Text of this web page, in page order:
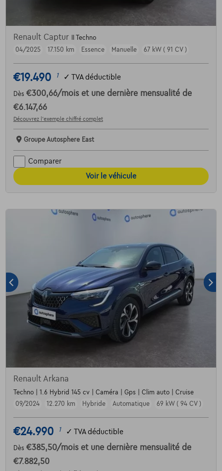
Renault Captur
II Techno
04/2025
17.150 km Essence Manuelle 67 kW ( 91 CV )
€19.490 1 ✓ TVA déductible
Dès €300,66/mois et une dernière mensualité de
€6.147,66
Découvrez l’exemple chiffré complet
Groupe Autosphere East
Comparer
Voir le véhicule
Renault Arkana
Techno | 1.6 Hybrid 145 cv | Caméra | Gps | Clim auto | Cruise
09/2024
12.270 km Hybride Automatique 69 kW ( 94 CV )
€24.990 1 ✓ TVA déductible
Dès €385,50/mois et une dernière mensualité de
€7.882,50